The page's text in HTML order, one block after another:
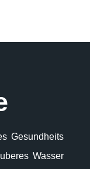
Gesundheits
Wasser